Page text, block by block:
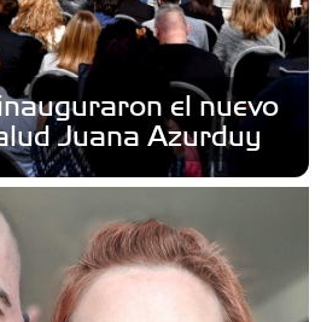
el nuevo
Juana Azurduy